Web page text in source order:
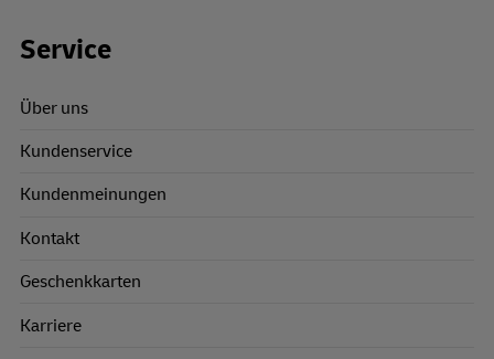
Footer Links
Service
Über uns
Kundenservice
Kundenmeinungen
Kontakt
Geschenkkarten
Karriere